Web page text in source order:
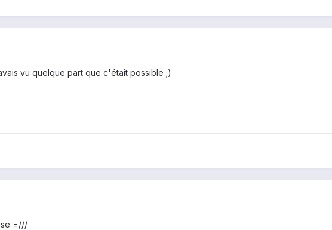
vu quelque part que c'était possible ;)
=///